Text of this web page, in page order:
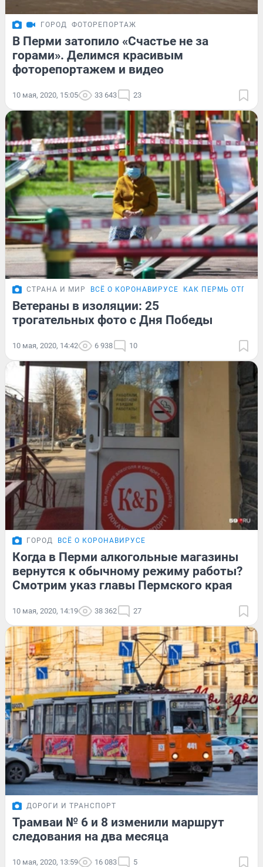
ГОРОД ФОТОРЕПОРТАЖ
В Перми затопило «Счастье не за
горами». Делимся красивым
фоторепортажем и видео
10 мая, 2020, 15:05 33 643 23
СТРАНА И МИР ВСЁ О КОРОНАВИРУСЕ КАК ПЕРМЬ
Ветераны в изоляции: 25
трогательных фото с Дня Победы
10 мая, 2020, 14:42 6 938 10
ГОРОД ВСЁ О КОРОНАВИРУСЕ
Когда в Перми алкогольные магазины
вернутся к обычному режиму работы?
Смотрим указ главы Пермского края
10 мая, 2020, 14:19 38 362 27
ДОРОГИ И ТРАНСПОРТ
Трамваи № 6 и 8 изменили маршрут
следования на два месяца
10 мая, 2020, 13:59 16 083 5